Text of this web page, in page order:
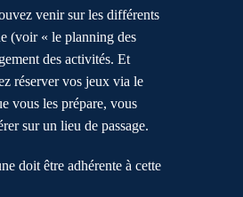
venir sur les différents
(voir « le planning des
des activités. Et
réserver vos jeux via le
vous les prépare, vous
sur un lieu de passage.
doit être adhérente à cette